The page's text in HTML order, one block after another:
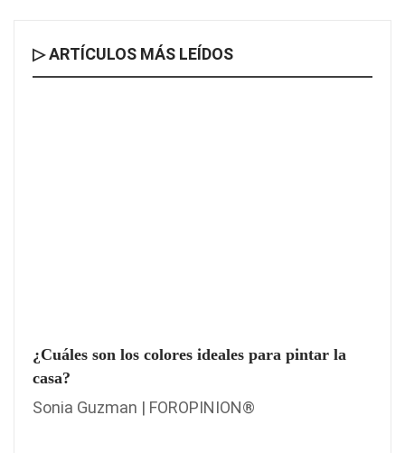
▷ ARTÍCULOS MÁS LEÍDOS
¿Cuáles son los colores ideales para pintar la
casa?
Sonia Guzman | FOROPINION®